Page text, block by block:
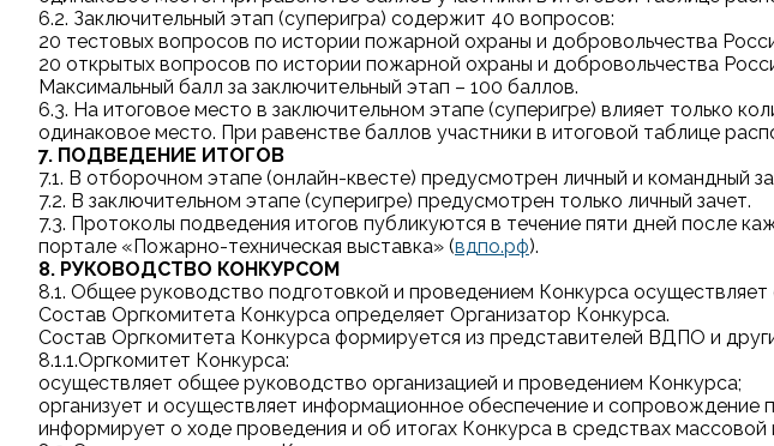
6.2. Заключительный этап (суперигра) содержит 40 вопросов:
20 тестовых вопросов по истории пожарной охраны и добровольчества
20 открытых вопросов по истории пожарной охраны и добровольчества
Максимальный балл за заключительный этап – 100 баллов.
6.3. На итоговое место в заключительном этапе (суперигре) влияет только
одинаковое место. При равенстве баллов участники в итоговой таблице
7. ПОДВЕДЕНИЕ ИТОГОВ
7.1. В отборочном этапе (онлайн-квесте) предусмотрен личный и командный
7.2. В заключительном этапе (суперигре) предусмотрен только личный зачет.
7.3. Протоколы подведения итогов публикуются в течение пяти дней после
портале «Пожарно-техническая выставка» (вдпо.рф).
8. РУКОВОДСТВО КОНКУРСОМ
8.1. Общее руководство подготовкой и проведением Конкурса
Состав Оргкомитета Конкурса определяет Организатор Конкурса.
Состав Оргкомитета Конкурса формируется из представителей ВДПО и
8.1.1.Оргкомитет Конкурса:
осуществляет общее руководство организацией и проведением Конкурса;
организует и осуществляет информационное обеспечение и сопровождение
информирует о ходе проведения и об итогах Конкурса в средствах